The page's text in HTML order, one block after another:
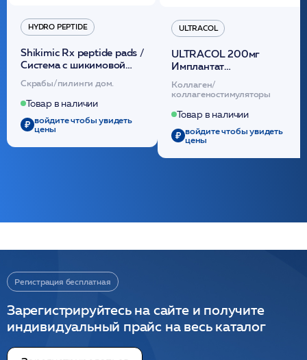
HYDRO PEPTIDE
Shikimic Rx peptide pads /
Cистема с шикимовой
кислотой обновляющая
(30шт) /HP
Скрабы/пилинги дом.
Товар в наличии
войдите чтобы увидеть
цены
ULTRACOL
ULTRACOL 200мг
Имплантат
внутридермальный,
стерильный на основе
полидиоксанона
/ULTRACOL
Коллаген/
коллагеностимуляторы
Товар в наличии
войдите чтобы увидеть
цены
Регистрация бесплатная
Зарегистрируйтесь на сайте и получите
индивидуальный прайс на весь каталог